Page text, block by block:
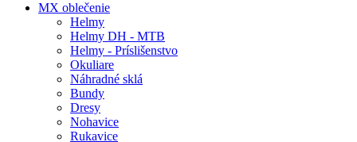
MX oblečenie
Helmy
Helmy DH - MTB
Helmy - Príslišenstvo
Okuliare
Náhradné sklá
Bundy
Dresy
Nohavice
Rukavice